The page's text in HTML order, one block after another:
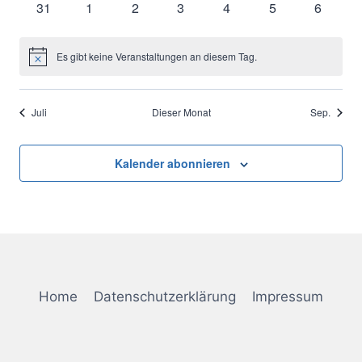
0
31
0
1
0
2
0
3
0
4
0
5
0
6
HinweisEs gibt keine Veranstaltungen an diesem Tag.
Juli Dieser Monat Sep.
Kalender abonnieren
Home Datenschutzerklärung Impressum